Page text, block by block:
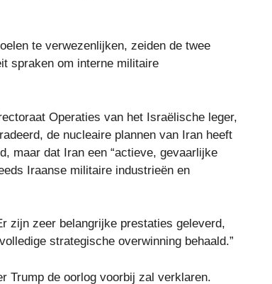
te verwezenlijken, zeiden de twee
spraken om interne militaire
Operaties van het Israëlische leger,
de nucleaire plannen van Iran heeft
maar dat Iran een “actieve, gevaarlijke
Iraanse militaire industrieën en
zijn zeer belangrijke prestaties geleverd,
strategische overwinning behaald.”
Trump de oorlog voorbij zal verklaren.